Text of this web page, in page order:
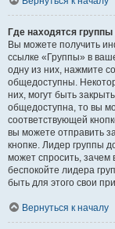
Где находятся
Вы можете получить
ссылке «Группы» в
одну из них, нажмите
общедоступны.
них, могут быть
общедоступна, то вы
соответствующей
вы можете отправить
кнопке. Лидер группы
может спросить, зачем
беспокойте лидера
быть для этого свои
Вернуться к началу